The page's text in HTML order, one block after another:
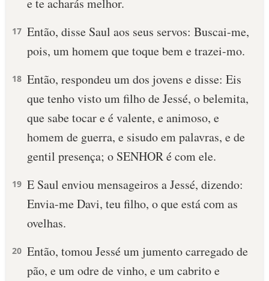
e te acharás melhor.
17 Então, disse Saul aos seus servos: Buscai-me,
pois, um homem que toque bem e trazei-mo.
18 Então, respondeu um dos jovens e disse: Eis
que tenho visto um filho de Jessé, o belemita,
que sabe tocar e é valente, e animoso, e
homem de guerra, e sisudo em palavras, e de
gentil presença; o SENHOR é com ele.
19 E Saul enviou mensageiros a Jessé, dizendo:
Envia-me Davi, teu filho, o que está com as
ovelhas.
20 Então, tomou Jessé um jumento carregado de
pão, e um odre de vinho, e um cabrito e